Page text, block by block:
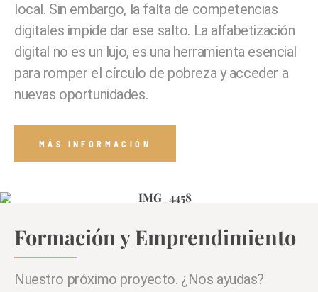
local. Sin embargo, la falta de competencias
digitales impide dar ese salto. La alfabetización
digital no es un lujo, es una herramienta esencial
para romper el círculo de pobreza y acceder a
nuevas oportunidades.
MÁS INFORMACIÓN
Formación y Emprendimiento
Nuestro próximo proyecto. ¿Nos ayudas?